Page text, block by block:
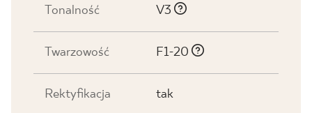
Tonalność V3
Twarzowość F1-20
Rektyfikacja tak